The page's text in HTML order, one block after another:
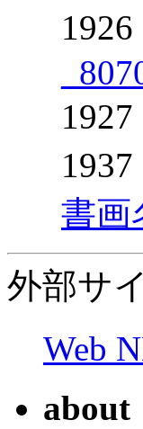
書画
外部サ
Web
about